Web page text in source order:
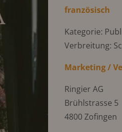
französisch
Kategorie:
Verbreitung:
Marketing /
Ringier AG
Brühlstrasse 5
4800 Zofingen